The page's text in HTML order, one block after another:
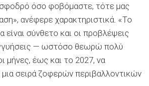
όσο φοβόμαστε, τότε μας
ανέφερε χαρακτηριστικά. «Το
είναι σύνθετο και οι προβλέψεις
— ωστόσο θεωρώ πολύ
μήνες, έως και το 2027, να
σειρά ζοφερών περιβαλλοντικών